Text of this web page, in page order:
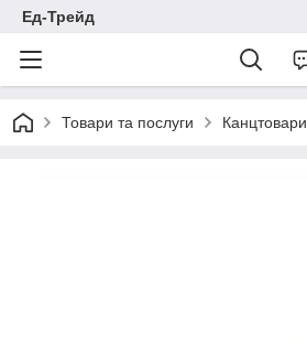
Ед-Трейд
Товари та послуги Канцтовари